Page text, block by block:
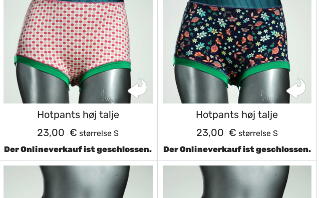
Hotpants høj talje
23,00 € størrelse S
Der Onlineverkauf ist geschlossen.
Hotpants høj talje
23,00 € størrelse S
Der Onlineverkauf ist geschlossen.